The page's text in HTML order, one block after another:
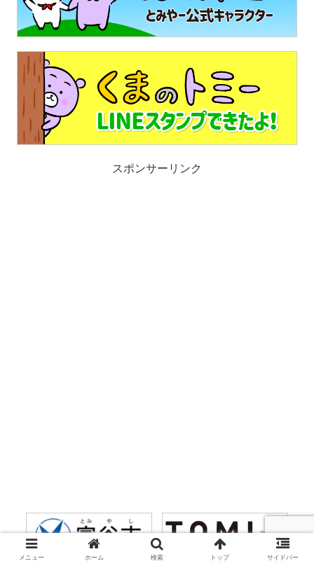
スポンサーリンク
メニュー ホーム 検索 トップ サイドバー